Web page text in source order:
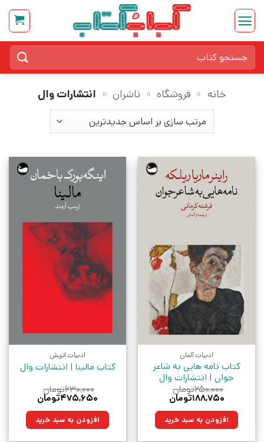
Skip
content
برای:
خانه » فروشگاه » ناشران » انتشارات وال
ادبیات آلمان
کتاب نامه هایی به شاعر
جوان | انتشارات وال
۲۵۰,۰۰۰تومان
قیمت
۲۵۰,۰۰۰تومان
بود.
۱۸۸,۷۵۰تومان
۱۸۸,۷۵۰تومان.افزودن به سبد خرید
ادبیات اتریش
کتاب مالینا | انتشارات وال
۶۳۰,۰۰۰تومان
قیمت
۶۳۰,۰۰۰تومان
بود.
۴۷۵,۶۵۰تومان
۴۷۵,۶۵۰تومان. افزودن به سبد خرید